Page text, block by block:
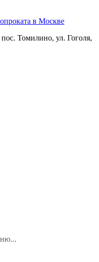
Томилино, ул. Гоголя,